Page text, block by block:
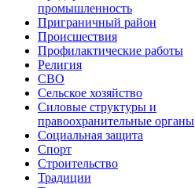
промышленность
Приграничный район
Происшествия
Профилактические работы
Религия
СВО
Сельское хозяйство
Силовые структуры и
правоохранительные органы
Социальная защита
Спорт
Строительство
Традиции